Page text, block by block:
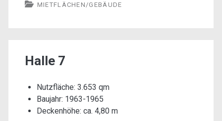
MIETFLÄCHEN/GEBÄUDE
Halle 7
Nutzfläche: 3.653 qm
Baujahr: 1963-1965
Deckenhöhe: ca. 4,80 m